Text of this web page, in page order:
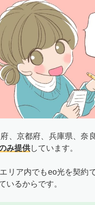
、京都府、兵庫県、奈
み提供しています。
リア内でもeo光を契約
いるからです。